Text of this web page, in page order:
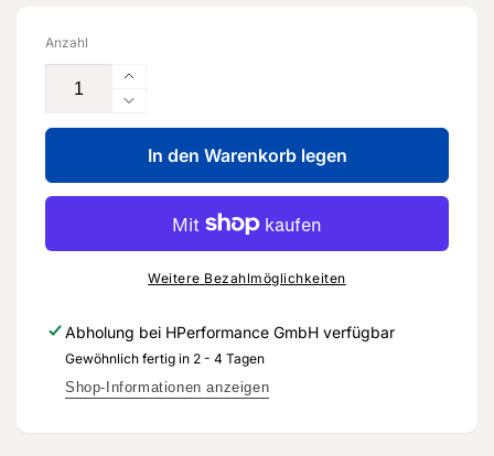
Anzahl
Erhöhe
die
Menge
für
Impulsgeber
-
907
601
Original
Ersatzteil
für
Verringere
die
Menge
für
Impulsgeber
06M
907
-
Original
Ersatzteil
In den Warenkorb legen
Weitere Bezahlmöglichkeiten
Abholung bei HPerformance GmbH verfügbar
Gewöhnlich fertig in 2 - 4 Tagen
Shop-Informationen anzeigen